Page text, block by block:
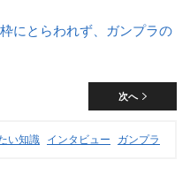
にとらわれず、ガンプラの
次へ
い知識 インタビュー ガンプラ